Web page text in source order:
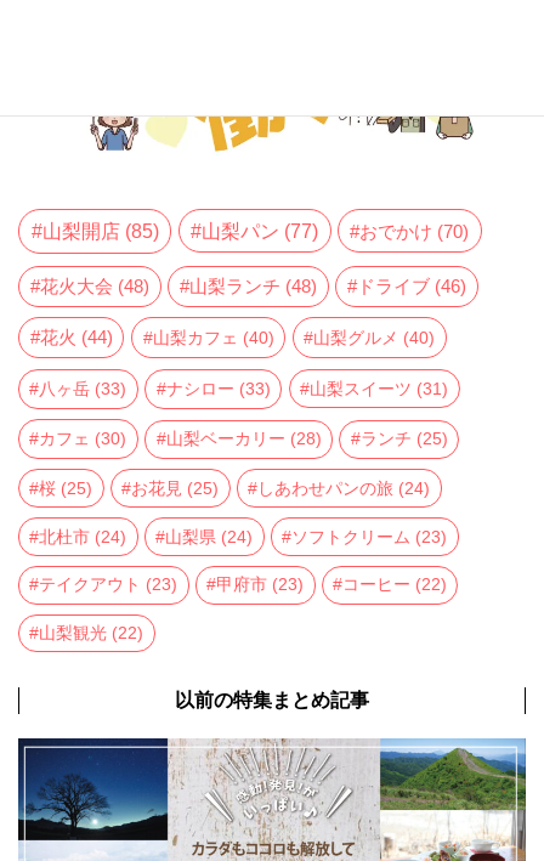
山梨開店 (85) 山梨パン (77) おでかけ (70)
花火大会 (48) 山梨ランチ (48) ドライブ (46)
花火 (44) 山梨カフェ (40) 山梨グルメ (40)
八ヶ岳 (33) ナシロー (33) 山梨スイーツ (31)
カフェ (30) 山梨ベーカリー (28) ランチ (25)
桜 (25) お花見 (25) しあわせパンの旅 (24)
北杜市 (24) 山梨県 (24) ソフトクリーム (23)
テイクアウト (23) 甲府市 (23) コーヒー (22)
山梨観光 (22)
以前の特集まとめ記事